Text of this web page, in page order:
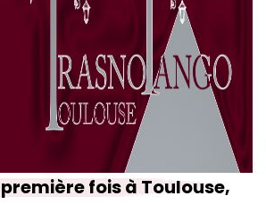
fois à Toulouse,